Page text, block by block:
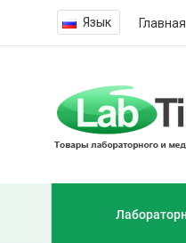
Язык Главная